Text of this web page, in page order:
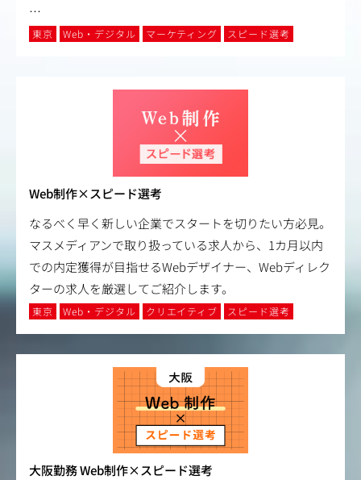
…
東京 Web・デジタル マーケティング スピード選考
Web制作×スピード選考
なるべく早く新しい企業でスタートを切りたい方必見。
マスメディアンで取り扱っている求人から、1カ月以内
での内定獲得が目指せるWebデザイナー、Webディレク
ターの求人を厳選してご紹介します。
東京 Web・デジタル クリエイティブ スピード選考
大阪勤務 Web制作×スピード選考